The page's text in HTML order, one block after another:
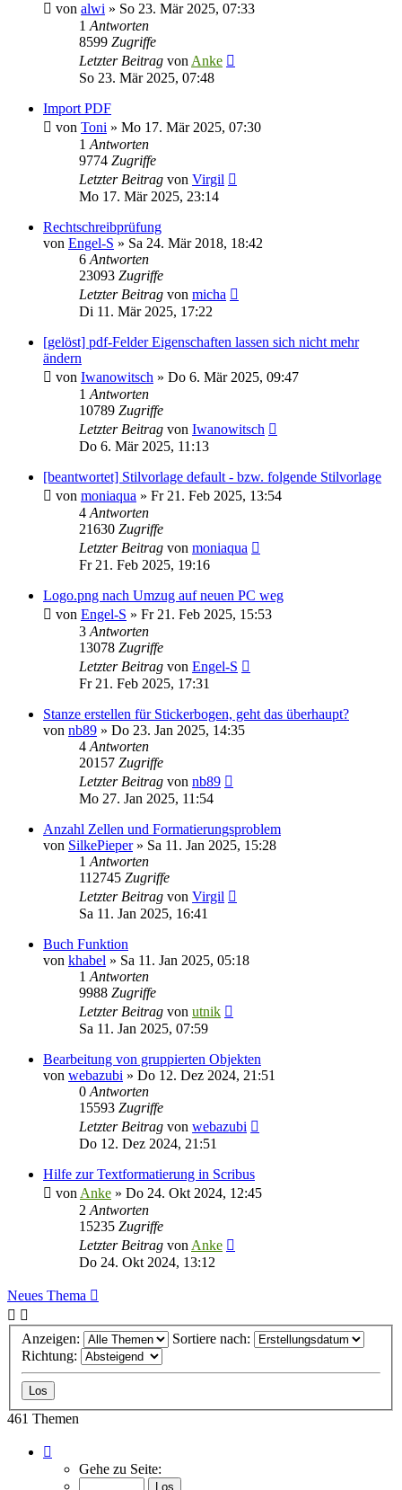
von alwi » So 23. Mär 2025, 07:33
1 Antworten
8599 Zugriffe
Letzter Beitrag von Anke
So 23. Mär 2025, 07:48
Import PDF
von Toni » Mo 17. Mär 2025, 07:30
1 Antworten
9774 Zugriffe
Letzter Beitrag von Virgil
Mo 17. Mär 2025, 23:14
Rechtschreibprüfung
von Engel-S » Sa 24. Mär 2018, 18:42
6 Antworten
23093 Zugriffe
Letzter Beitrag von micha
Di 11. Mär 2025, 17:22
[gelöst] pdf-Felder Eigenschaften lassen sich nicht mehr
ändern
von Iwanowitsch » Do 6. Mär 2025, 09:47
1 Antworten
10789 Zugriffe
Letzter Beitrag von Iwanowitsch
Do 6. Mär 2025, 11:13
[beantwortet] Stilvorlage default - bzw. folgende Stilvorlage
von moniaqua » Fr 21. Feb 2025, 13:54
4 Antworten
21630 Zugriffe
Letzter Beitrag von moniaqua
Fr 21. Feb 2025, 19:16
Logo.png nach Umzug auf neuen PC weg
von Engel-S » Fr 21. Feb 2025, 15:53
3 Antworten
13078 Zugriffe
Letzter Beitrag von Engel-S
Fr 21. Feb 2025, 17:31
Stanze erstellen für Stickerbogen, geht das überhaupt?
von nb89 » Do 23. Jan 2025, 14:35
4 Antworten
20157 Zugriffe
Letzter Beitrag von nb89
Mo 27. Jan 2025, 11:54
Anzahl Zellen und Formatierungsproblem
von SilkePieper» Sa 11. Jan 2025, 15:28
1 Antworten
112745 Zugriffe
Letzter Beitrag von Virgil
Sa 11. Jan 2025, 16:41
Buch Funktion
von khabel » Sa 11. Jan 2025, 05:18
1 Antworten
9988 Zugriffe
Letzter Beitrag von utnik
Sa 11. Jan 2025, 07:59
Bearbeitung von gruppierten Objekten
von webazubi » Do 12. Dez 2024, 21:51
0 Antworten
15593 Zugriffe
Letzter Beitrag von webazubi
Do 12. Dez 2024, 21:51
Hilfe zur Textformatierung in Scribus
von Anke » Do 24. Okt 2024, 12:45
2 Antworten
15235 Zugriffe
Letzter Beitrag von Anke
Do 24. Okt 2024, 13:12
Neues Thema
Anzeigen:
Sortiere nach:
Richtung:
461 Themen
von
Gehe zu Seite: